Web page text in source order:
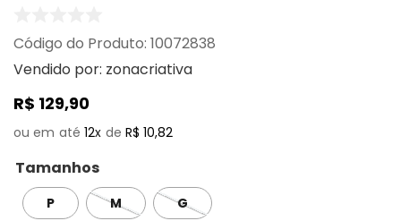
: 10072838
Vendido por: zonacriativa
R$ 129,90
12 R$ 10,82
Tamanhos
P M G